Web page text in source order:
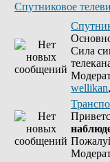
Спутниковое
Сила
wellikan,